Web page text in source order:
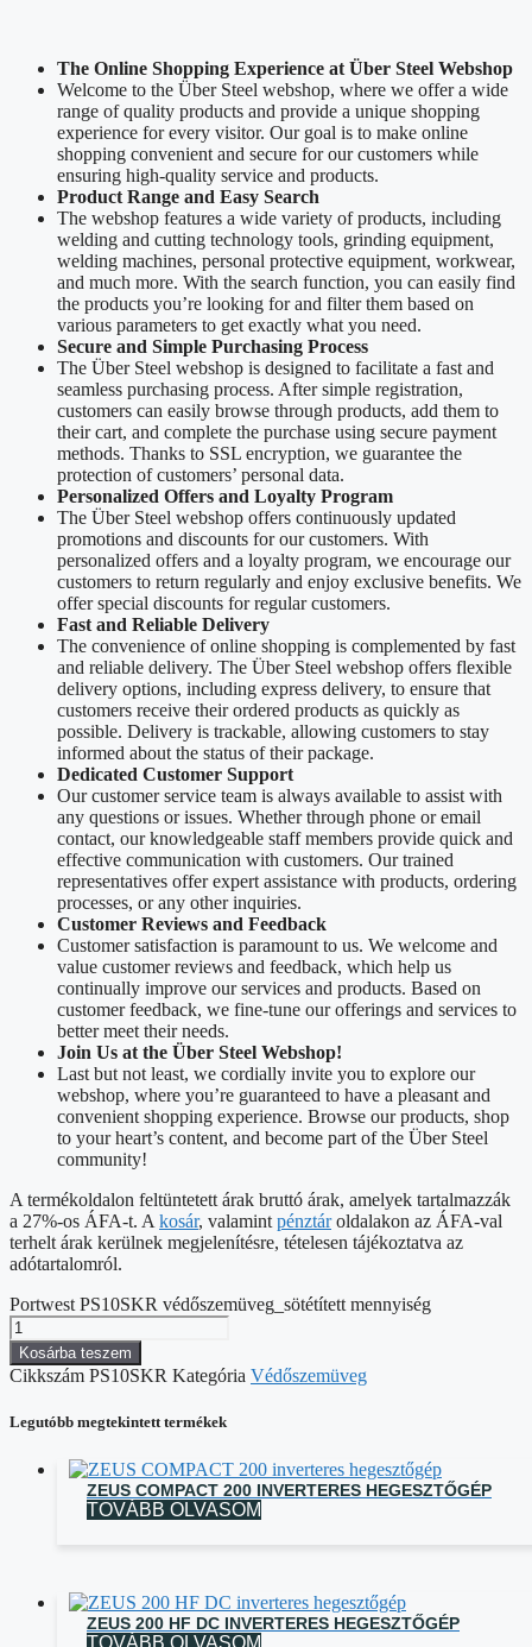
The Online Shopping Experience at Über Steel Webshop
Welcome to the Über Steel webshop, where we offer a wide
range of quality products and provide a unique shopping
experience for every visitor. Our goal is to make online
shopping convenient and secure for our customers while
ensuring high-quality service and products.
Product Range and Easy Search
The webshop features a wide variety of products, including
welding and cutting technology tools, grinding equipment,
welding machines, personal protective equipment, workwear,
and much more. With the search function, you can easily find
the products you’re looking for and filter them based on
various parameters to get exactly what you need.
Secure and Simple Purchasing Process
The Über Steel webshop is designed to facilitate a fast and
seamless purchasing process. After simple registration,
customers can easily browse through products, add them to
their cart, and complete the purchase using secure payment
methods. Thanks to SSL encryption, we guarantee the
protection of customers’ personal data.
Personalized Offers and Loyalty Program
The Über Steel webshop offers continuously updated
promotions and discounts for our customers. With
personalized offers and a loyalty program, we encourage our
customers to return regularly and enjoy exclusive benefits. We
offer special discounts for regular customers.
Fast and Reliable Delivery
The convenience of online shopping is complemented by fast
and reliable delivery. The Über Steel webshop offers flexible
delivery options, including express delivery, to ensure that
customers receive their ordered products as quickly as
possible. Delivery is trackable, allowing customers to stay
informed about the status of their package.
Dedicated Customer Support
Our customer service team is always available to assist with
any questions or issues. Whether through phone or email
contact, our knowledgeable staff members provide quick and
effective communication with customers. Our trained
representatives offer expert assistance with products, ordering
processes, or any other inquiries.
Customer Reviews and Feedback
Customer satisfaction is paramount to us. We welcome and
value customer reviews and feedback, which help us
continually improve our services and products. Based on
customer feedback, we fine-tune our offerings and services to
better meet their needs.
Join Us at the Über Steel Webshop!
Last but not least, we cordially invite you to explore our
webshop, where you’re guaranteed to have a pleasant and
convenient shopping experience. Browse our products, shop
to your heart’s content, and become part of the Über Steel
community!
A termékoldalon feltüntetett árak bruttó árak, amelyek tartalmazzák
a 27%-os ÁFA-t. A kosár, valamint pénztároldalakon az ÁFA-val
terhelt árak kerülnek megjelenítésre, tételesen tájékoztatva az
adótartalomról.
Portwest PS10SKR védőszemüveg_sötétített mennyiség
Kosárba teszem
Cikkszám PS10SKR Kategória Védőszemüveg
Legutóbb megtekintett termékek
ZEUS COMPACT 200 INVERTERES HEGESZTŐGÉP
TOVÁBB OLVASOM
ZEUS 200 HF DC INVERTERES HEGESZTŐGÉP
TOVÁBB OLVASOM